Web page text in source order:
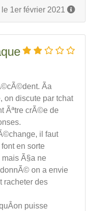
le 1er février 2021
Ãa
on discute par tchat
Ãªtre crÃ©e de
il faut
en sorte
Ã§a ne
on a envie
racheter des
puisse